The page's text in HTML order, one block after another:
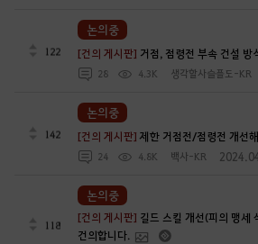
122 [건의 게시판] 거점, 점령전 부속 건설 방
28 4.3K 생각할사슬플도-KR
논의중
142 [건의 게시판]제한 거점전/점령전 개선
24 4.8K 백사-KR
논의중
118
[건의 게시판] 길드 스킬 개선(피의 맹세
건의합니다.
논의중